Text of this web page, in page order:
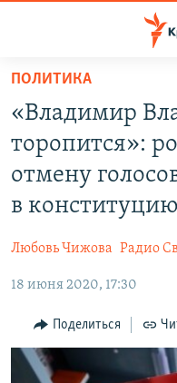
Вернуться
основному
содержанию
Вернутся
главной
Вернутся
СПЕЦПРОЕКТЫ
ВОДА
ИНФОГРАФИКА
ТЕЛЕПРОЕКТ
СОВЕТЫ
КАК ОБОЙТИ
Qırımtatar
ПОЛИТИКА
«Владимир
торопится»:
отмену
в конституцию
Любовь Чижова Радио
18 июня 2020, 17:30
Поделиться